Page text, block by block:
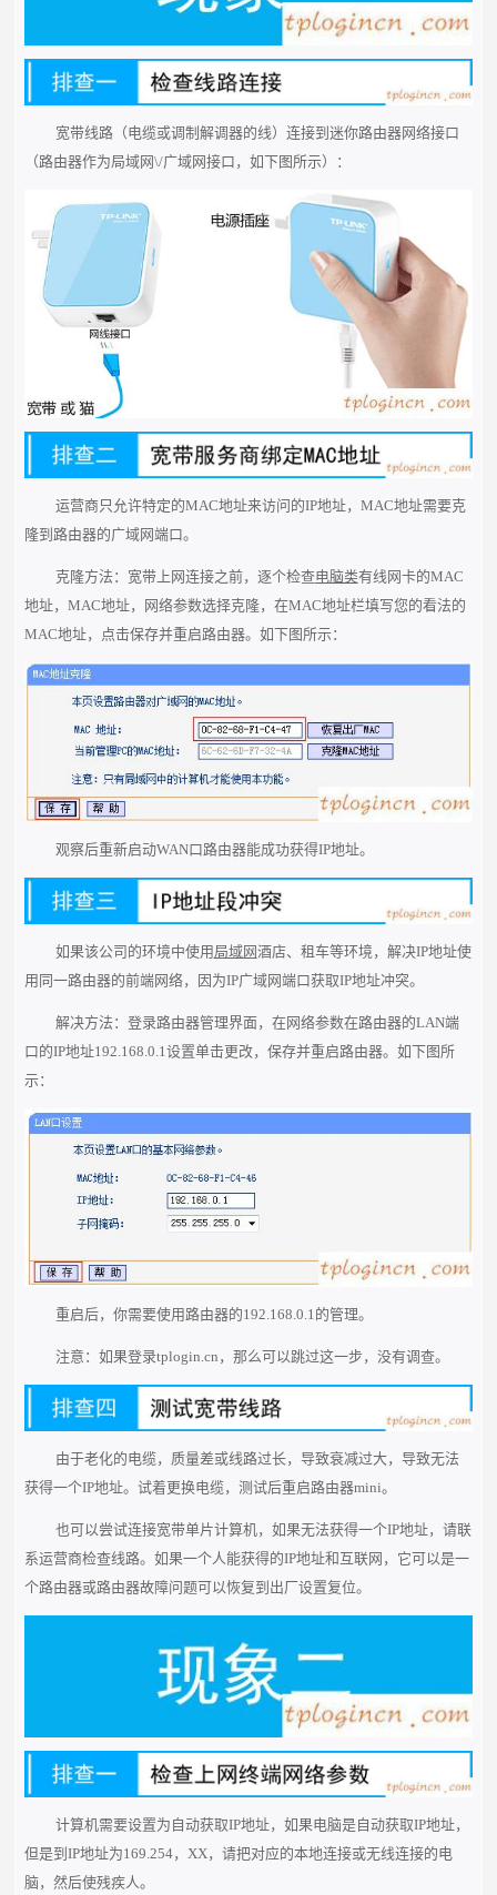
宽带线路（电缆或调制解调器的线）连接到迷你路由器网络接口
（路由器作为局域网\/广域网接口，如下图所示）：
运营商只允许特定的MAC地址来访问的IP地址，MAC地址需要克
隆到路由器的广域网端口。
克隆方法：宽带上网连接之前，逐个检查电脑类有线网卡的MAC
地址，MAC地址，网络参数选择克隆，在MAC地址栏填写您的看法的
MAC地址，点击保存并重启路由器。如下图所示：
观察后重新启动WAN口路由器能成功获得IP地址。
如果该公司的环境中使用 局域网酒店、租车等环境，解决IP地址使
用同一路由器的前端网络，因为IP广域网端口获取IP地址冲突。
解决方法：登录路由器管理界面，在网络参数在路由器的LAN端
口的IP地址192.168.0.1设置单击更改，保存并重启路由器。如下图所
示：
重启后，你需要使用路由器的192.168.0.1的管理。
注意：如果登录tplogin.cn，那么可以跳过这一步，没有调查。
由于老化的电缆，质量差或线路过长，导致衰减过大，导致无法
获得一个IP地址。试着更换电缆，测试后重启路由器mini。
也可以尝试连接宽带单片计算机，如果无法获得一个IP地址，请联
系运营商检查线路。如果一个人能获得的IP地址和互联网，它可以是一
个路由器或路由器故障问题可以恢复到出厂设置复位。
计算机需要设置为自动获取IP地址，如果电脑是自动获取IP地址，
但是到IP地址为169.254，XX，请把对应的本地连接或无线连接的电
脑，然后使残疾人。